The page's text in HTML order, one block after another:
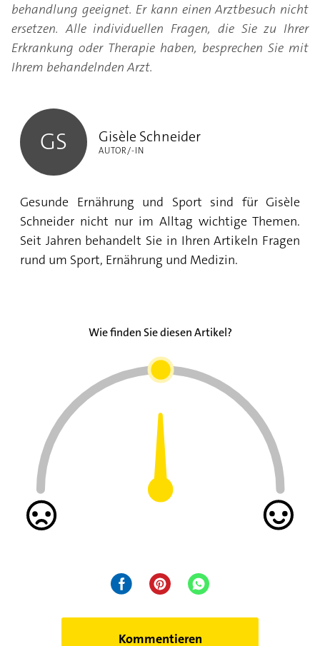
behandlung geeignet. Er kann einen Arztbesuch nicht
ersetzen. Alle individuellen Fragen, die Sie zu Ihrer
Erkrankung oder Therapie haben, besprechen Sie mit
Ihrem behandelnden Arzt.
GS Gisèle Schneider
AUTOR/-IN
Gesunde Ernährung und Sport sind für Gisèle
Schneider nicht nur im Alltag wichtige Themen.
Seit Jahren behandelt Sie in Ihren Artikeln Fragen
rund um Sport, Ernährung und Medizin.
Wie finden Sie diesen Artikel?
Kommentieren